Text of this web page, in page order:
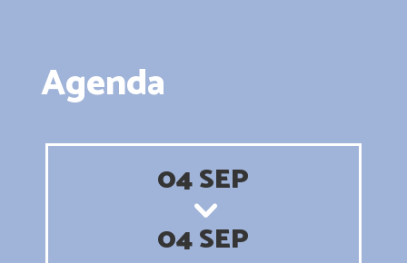
Agenda
04 SEP
04 SEP